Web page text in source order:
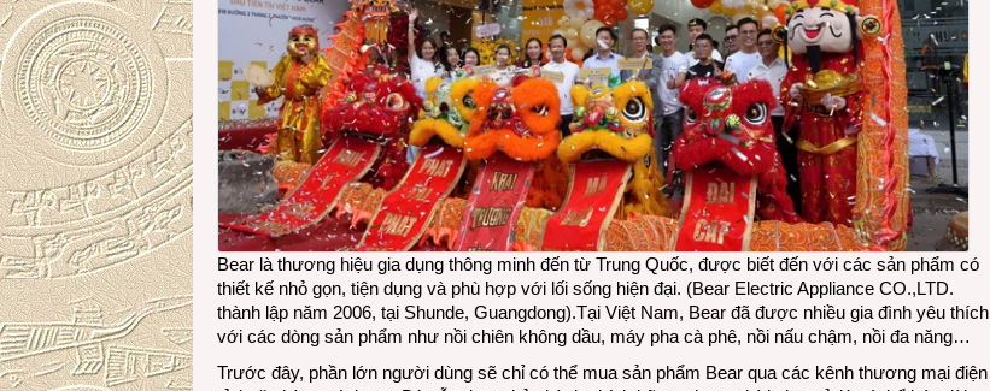
Bear là thương hiệu gia dụng thông minh đến từ Trung Quốc, được biết đến với các sản phẩm có
thiết kế nhỏ gọn, tiện dụng và phù hợp với lối sống hiện đại. (Bear Electric Appliance CO.,LTD.
thành lập năm 2006, tại Shunde, Guangdong).Tại Việt Nam, Bear đã được nhiều gia đình yêu thích
với các dòng sản phẩm như nồi chiên không dầu, máy pha cà phê, nồi nấu chậm, nồi đa năng…
Trước đây, phần lớn người dùng sẽ chỉ có thể mua sản phẩm Bear qua các kênh thương mại điện